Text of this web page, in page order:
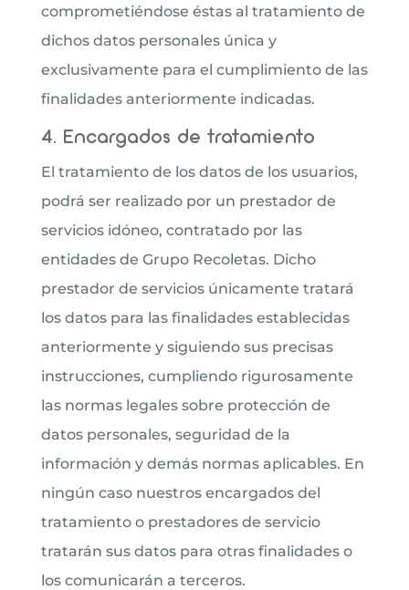
comprometiéndose éstas al tratamiento de
dichos datos personales única y
exclusivamente para el cumplimiento de las
finalidades anteriormente indicadas.
4. Encargados de tratamiento
El tratamiento de los datos de los usuarios,
podrá ser realizado por un prestador de
servicios idóneo, contratado por las
entidades de Grupo Recoletas. Dicho
prestador de servicios únicamente tratará
los datos para las finalidades establecidas
anteriormente y siguiendo sus precisas
instrucciones, cumpliendo rigurosamente
las normas legales sobre protección de
datos personales, seguridad de la
información y demás normas aplicables. En
ningún caso nuestros encargados del
tratamiento o prestadores de servicio
tratarán sus datos para otras finalidades o
los comunicarán a terceros.